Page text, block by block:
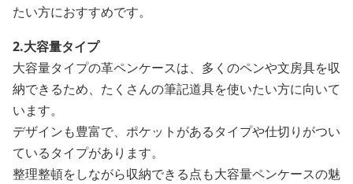
たい方におすすめです。
2.大容量タイプ
大容量タイプの革ペンケースは、多くのペンや文房具を収
納できるため、たくさんの筆記道具を使いたい方に向いて
います。
デザインも豊富で、ポケットがあるタイプや仕切りがつい
ているタイプがあります。
整理整頓をしながら収納できる点も大容量ペンケースの魅